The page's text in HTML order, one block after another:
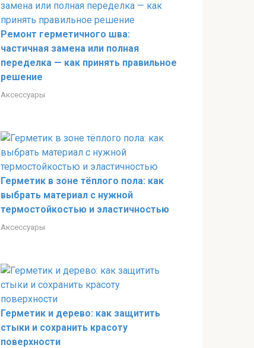
Ремонт герметичного шва:
частичная замена или полная
переделка — как принять правильное
решение
Аксессуары
Герметик в зоне тёплого пола: как
выбрать материал с нужной
термостойкостью и эластичностью
Аксессуары
Герметик и дерево: как защитить
стыки и сохранить красоту
поверхности